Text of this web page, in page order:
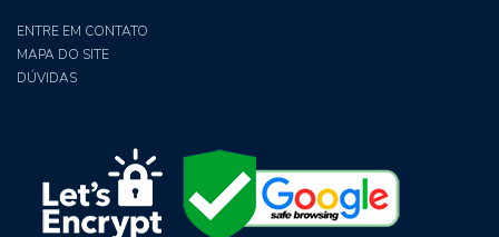
ENTRE EM CONTATO
MAPA DO SITE
DÚVIDAS